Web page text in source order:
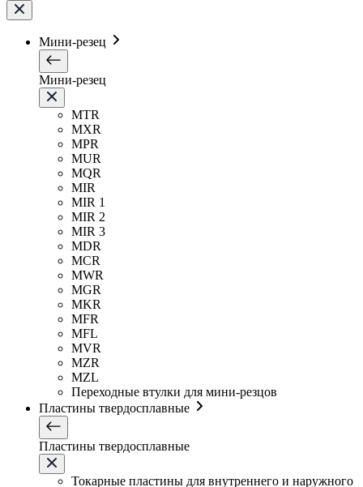
Мини-резец
Мини-резец
MTR
MXR
MPR
MUR
MQR
MIR
MIR 1
MIR 2
MIR 3
MDR
MCR
MWR
MGR
MKR
MFR
MFL
MVR
MZR
MZL
Переходные втулки для мини-резцов
Пластины твердосплавные
Пластины твердосплавные
Токарные пластины для внутреннего и наружного